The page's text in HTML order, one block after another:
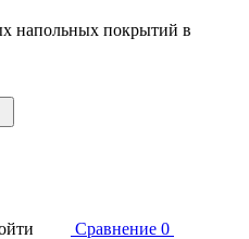
напольных покрытий в
Сравнение 0